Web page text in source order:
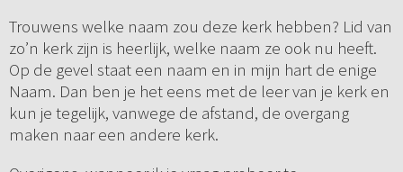
Trouwens welke naam zou deze kerk hebben? Lid van
zo’n kerk zijn is heerlijk, welke naam ze ook nu heeft.
Op de gevel staat een naam en in mijn hart de enige
Naam. Dan ben je het eens met de leer van je kerk en
kun je tegelijk, vanwege de afstand, de overgang
maken naar een andere kerk.